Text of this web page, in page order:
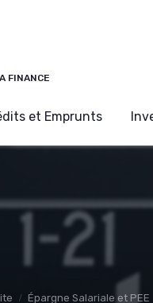
FINANCE
et Emprunts
Épargne Salariale et PEE